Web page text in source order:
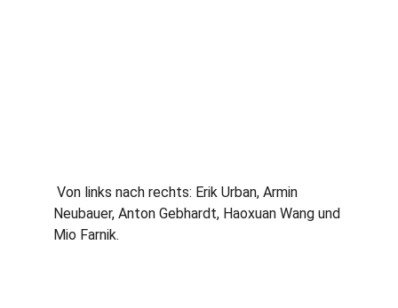
Neubauer, Anton Gebhardt, Haoxuan Wang und
Mio Farnik.